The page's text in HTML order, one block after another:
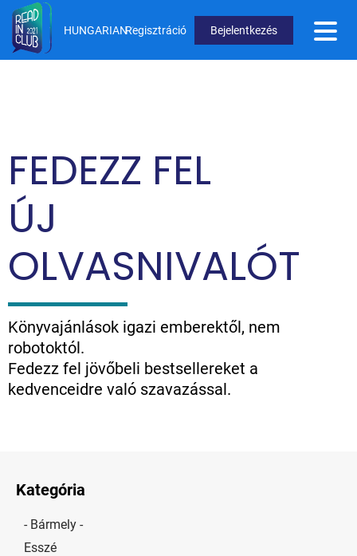
Ugrás
tartalomra
HUNGARIAN
User
in
Regisztráció Bejelentkezés
FEDEZZ FEL
ÚJ
OLVASNIVALÓT
Könyvajánlások igazi emberektől, nem
robotoktól.
Fedezz fel jövőbeli bestsellereket a
kedvenceidre való szavazással.
Kategória
- Bármely -
Esszé